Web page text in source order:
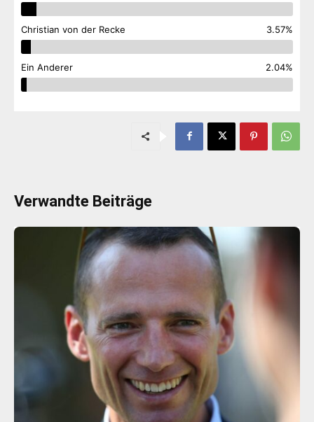
Christian von der Recke 3.57%
Ein Anderer 2.04%
Verwandte Beiträge